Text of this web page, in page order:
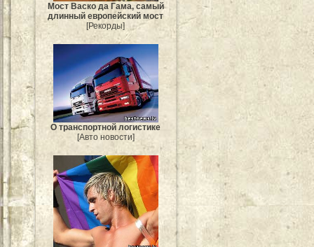
Мост Васко да Гама, самый
длинный европейский мост
[Рекорды]
О транспортной логистике
[Авто новости]